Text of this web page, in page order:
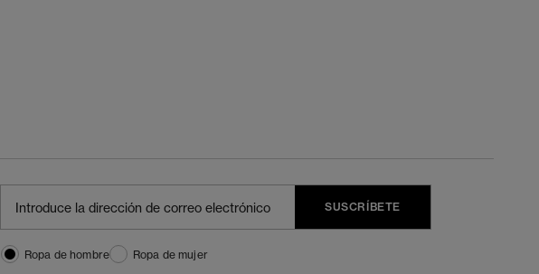
SUSCRÍBETE
Ropa de hombre
Ropa de mujer